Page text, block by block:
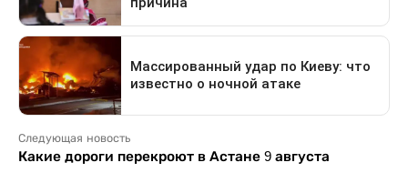
Следующая новость
Какие дороги перекроют в Астане 9 августа